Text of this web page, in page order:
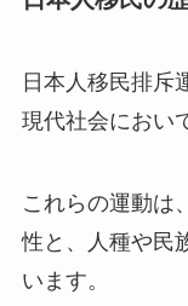
日本人移民排斥
現代社会におい
これらの運動は
性と、人種や民
います。